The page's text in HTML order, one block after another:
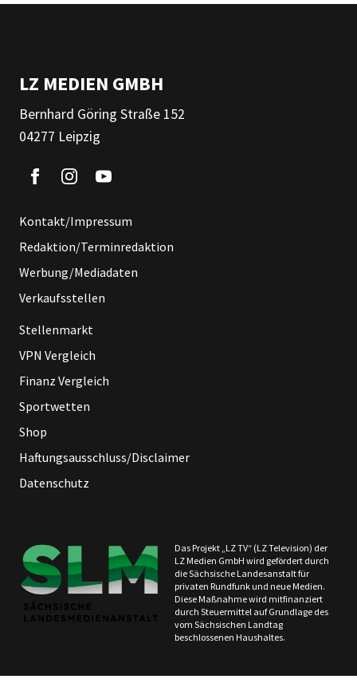
LZ MEDIEN GMBH
Bernhard Göring Straße 152
04277 Leipzig
Kontakt/Impressum
Redaktion/Terminredaktion
Werbung/Mediadaten
Verkaufsstellen
Stellenmarkt
VPN Vergleich
Finanz Vergleich
Sportwetten
Shop
Haftungsausschluss/Disclaimer
Datenschutz
Das Projekt „LZ TV“ (LZ Television) der
LZ Medien GmbH wird gefördert durch
die Sächsische Landesanstalt für
privaten Rundfunk und neue Medien.
Diese Maßnahme wird mitfinanziert
durch Steuermittel auf Grundlage des
vom Sächsischen Landtag
beschlossenen Haushaltes.